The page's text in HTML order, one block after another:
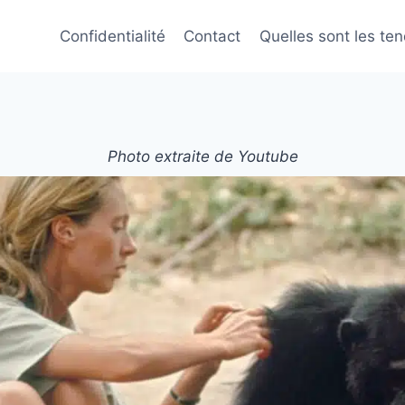
Confidentialité Contact Quelles sont les
Photo extraite de Youtube